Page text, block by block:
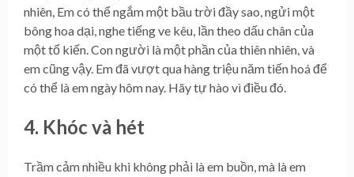
nhiên, Em có thể ngắm một bầu trời đầy sao, ngửi một
bông hoa dại, nghe tiếng ve kêu, lần theo dấu chân của
một tổ kiến. Con người là một phần của thiên nhiên, và
em cũng vậy. Em đã vượt qua hàng triệu năm tiến hoá để
có thể là em ngày hôm nay. Hãy tự hào vì điều đó.
4. Khóc và hét
Trầm cảm nhiều khi không phải là em buồn, mà là em